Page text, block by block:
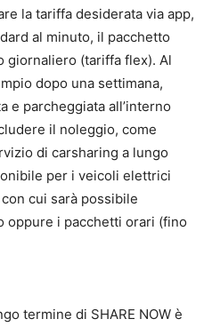
la tariffa desiderata via app,
al minuto, il pacchetto
giornaliero (tariffa flex). Al
dopo una settimana,
e parcheggiata all’interno
il noleggio, come
di carsharing a lungo
per i veicoli elettrici
cui sarà possibile
oppure i pacchetti orari (fino
termine di SHARE NOW è